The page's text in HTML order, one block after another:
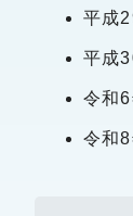
平成
平成
令和
令和